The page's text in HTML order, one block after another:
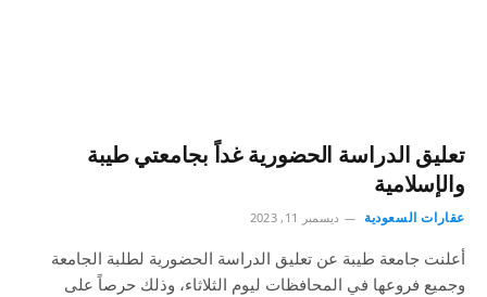
تعليق الدراسة الحضورية غداً بجامعتي طيبة
والإسلامية
عقارات السعودية ديسمبر 11, 2023
أعلنت جامعة طيبة عن تعليق الدراسة الحضورية لطلبة الجامعة
وجميع فروعها في المحافظات ليوم الثلاثاء، وذلك حرصاً على